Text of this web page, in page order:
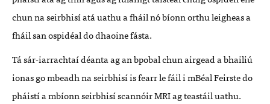
chun na seirbhisí atá uathu a fháil nó bíonn orthu leigheas a
fháil san ospidéal do dhaoine fásta.
Tá sár-iarrachtaí déanta ag an bpobal chun airgead a bhailiú
ionas go mbeadh na seirbhisí is fearr le fáil i mBéal Feirste do
pháistí a mbíonn seirbhisí scannóirMRIag teastáil uathu.